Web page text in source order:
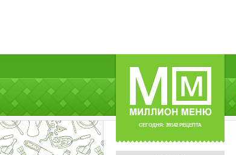
СЕГОДНЯ: 39142 РЕЦЕПТА